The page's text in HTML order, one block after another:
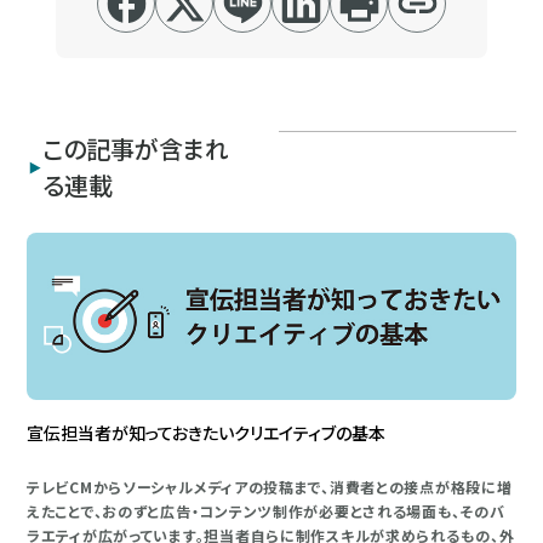
この記事が含まれ
る連載
宣伝担当者が知っておきたいクリエイティブの基本
テレビCMからソーシャルメディアの投稿まで、消費者との接点が格段に増
えたことで、おのずと広告・コンテンツ制作が必要とされる場面も、そのバ
ラエティが広がっています。担当者自らに制作スキルが求められるもの、外